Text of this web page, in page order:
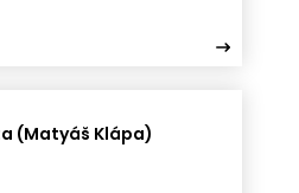
(Matyáš Klápa)